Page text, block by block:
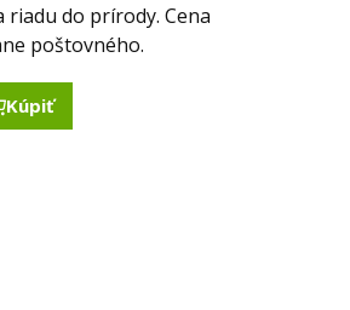
riadu do prírody. Cena
poštovného.
Kúpiť